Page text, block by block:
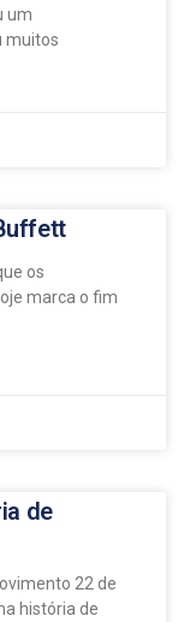
um
muitos
os
marca o fim
de
22 de
história de